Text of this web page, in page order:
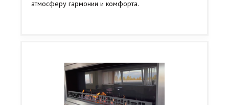
атмосферу гармонии и комфорта.